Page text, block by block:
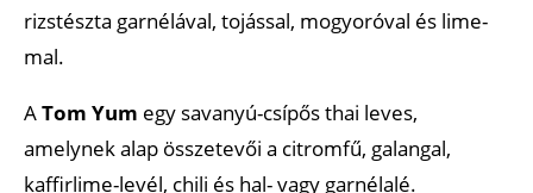
rizstészta garnélával, tojással, mogyoróval és lime-
mal.
ATom Yum egy savanyú-csípős thai leves,
amelynek alap összetevői a citromfű, galangal,
kaffirlime-levél, chili és hal- vagy garnélalé.